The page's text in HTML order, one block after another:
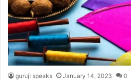
guruji speaks January 14, 2023 0